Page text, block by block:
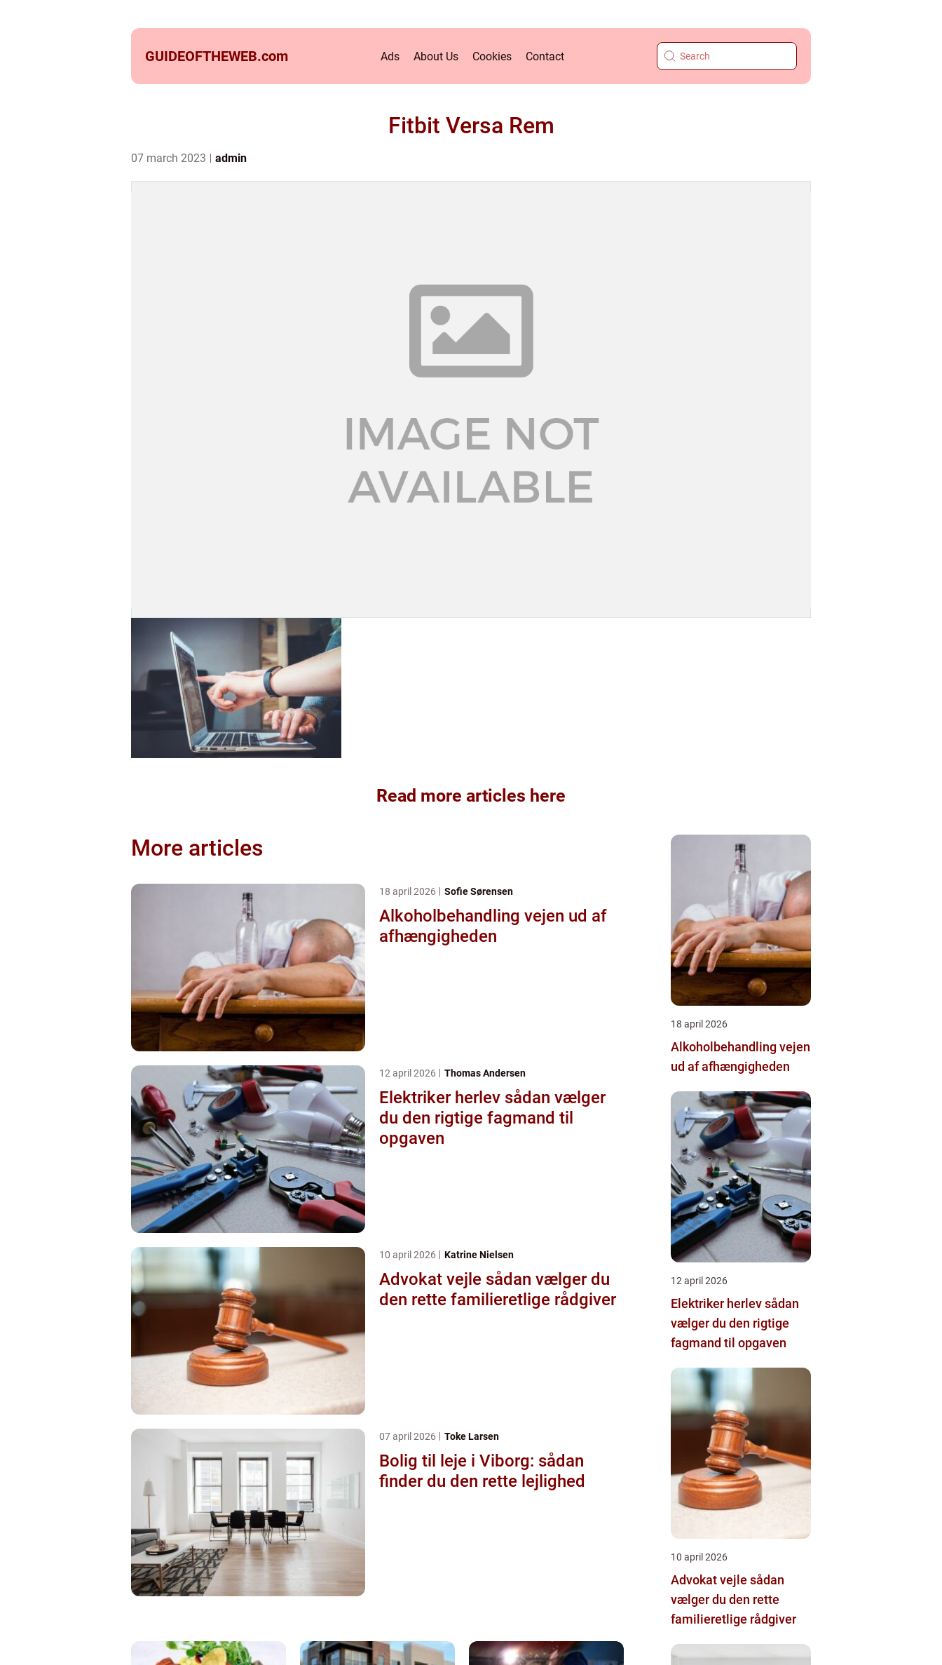
GUIDEOFTHEWEB.com Ads About Us Cookies Contact
Fitbit Versa Rem
07 march 2023 admin
Read more articles here
More articles
18 april 2026 Sofie Sørensen
Alkoholbehandling vejen ud af
afhængigheden
12 april 2026 Thomas Andersen
Elektriker herlev sådan vælger
du den rigtige fagmand til
opgaven
10 april 2026 Katrine Nielsen
Advokat vejle sådan vælger du
den rette familieretlige rådgiver
07 april 2026 Toke Larsen
Bolig til leje i Viborg: sådan
finder du den rette lejlighed
18 april 2026
Alkoholbehandling vejen
ud af afhængigheden
12 april 2026
Elektriker herlev sådan
vælger du den rigtige
fagmand til opgaven
10 april 2026
Advokat vejle sådan
vælger du den rette
familieretlige rådgiver